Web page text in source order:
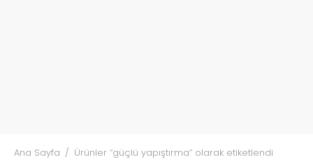
Ana Sayfa / Ürünler “güçlü yapıştırma” olarak etiketlendi